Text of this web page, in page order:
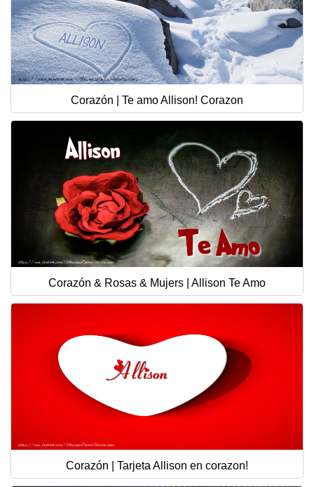
Corazón | Te amo Allison! Corazon
Corazón & Rosas & Mujers | Allison Te Amo
Corazón | Tarjeta Allison en corazon!